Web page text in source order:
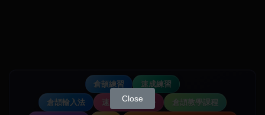
倉頡練習
速成練習
倉頡輸入法
速成輸入法教學
倉頡教學課程
Close